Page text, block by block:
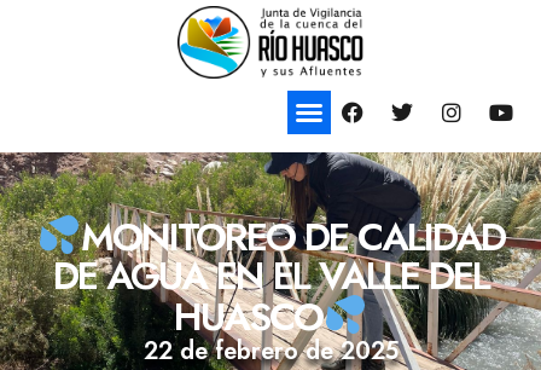
MONITOREO DE CALIDAD
DE AGUA EN EL VALLE DEL
HUASCO
22 de febrero de 2025